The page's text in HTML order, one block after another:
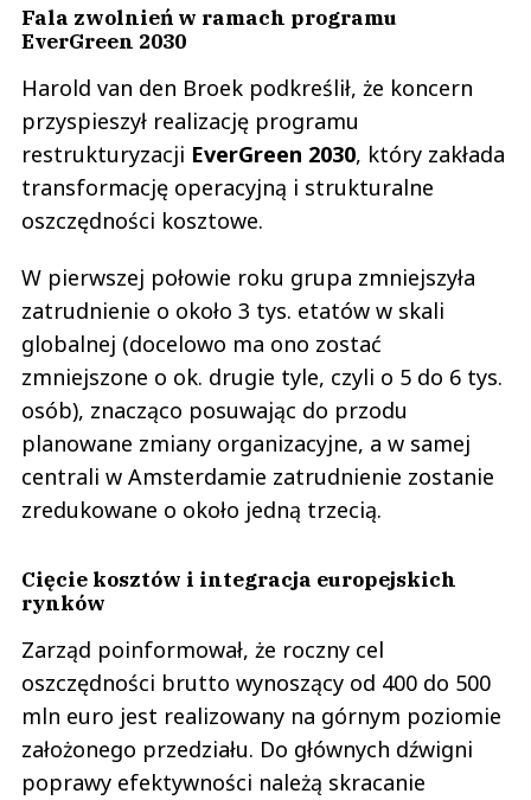
Fala zwolnień w ramach programu
EverGreen 2030
Harold van den Broek podkreślił, że koncern
przyspieszył realizację programu
restrukturyzacji EverGreen 2030, który zakłada
transformację operacyjną i strukturalne
oszczędności kosztowe.
W pierwszej połowie roku grupa zmniejszyła
zatrudnienie o około 3 tys. etatów w skali
globalnej (docelowo ma ono zostać
zmniejszone o ok. drugie tyle, czyli o 5 do 6 tys.
osób), znacząco posuwając do przodu
planowane zmiany organizacyjne, a w samej
centrali w Amsterdamie zatrudnienie zostanie
zredukowane o około jedną trzecią.
Cięcie kosztów i integracja europejskich
rynków
Zarząd poinformował, że roczny cel
oszczędności brutto wynoszący od 400 do 500
mln euro jest realizowany na górnym poziomie
założonego przedziału. Do głównych dźwigni
poprawy efektywności należą skracanie